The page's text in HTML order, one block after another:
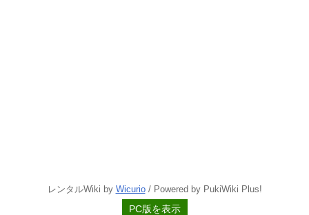
レンタルWiki by Wicurio/ Powered by PukiWiki Plus!
PC版を表示